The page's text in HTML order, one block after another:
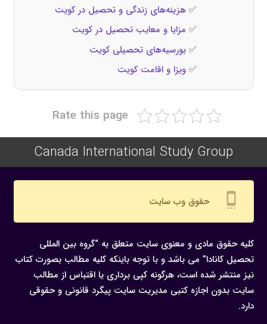
✅هزینه‌های زندگی و تحصیل در کویت
✅ مزایا و معایب تحصیل در کویت
✅بورسیه‌های تحصیلی کویت
✅ویزا و اقامت کویت
Rate this page
Canada International Study Group
settings_cell حقوق وب سایت
کلیه حقوق مادی و معنوی سایت متعلق به “گروه بین المللی
تحصیل کانادا” می باشد و با توجه باینکه کلیه مطالب بصورت کتاب
نیز منتشر شده است، هرگونه كپی برداری یا اقتباس از مطالب
سایت بدون اجازه كتبی مدیریت سایت پیگرد قانونی و حقوقی
دارد.